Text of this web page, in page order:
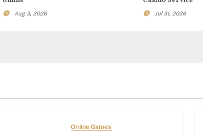
Aug 3, 2026 Jul 31, 2026
Online Games